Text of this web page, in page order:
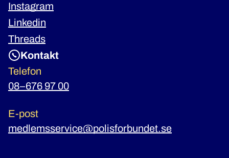
Instagram
Linkedin
Threads
Kontakt
Telefon
08–676 97 00
E-post
medlemsservice@polisforbundet.se